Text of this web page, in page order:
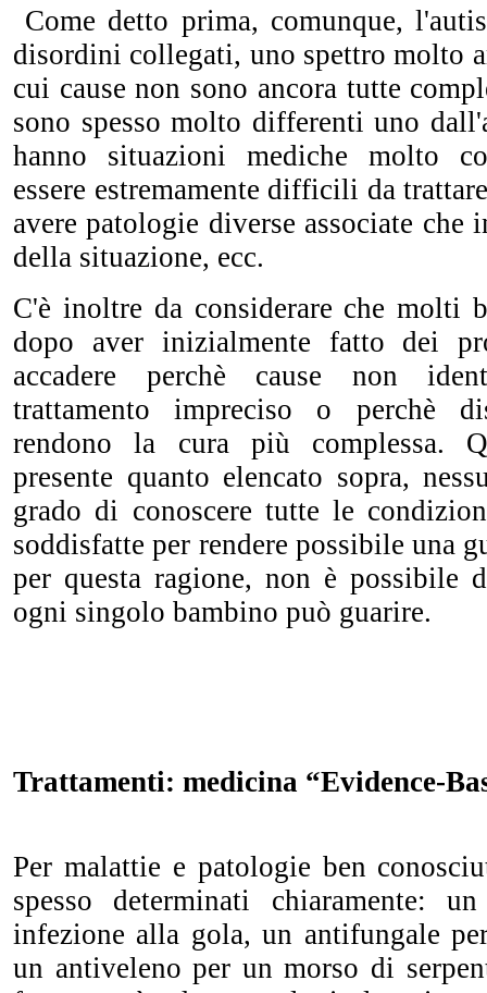
Come detto prima, comunque,
disordini collegati, uno spettro molto
cui cause non sono ancora tutte
sono spesso molto differenti uno
hanno situazioni mediche molto
essere estremamente difficili da
avere patologie diverse associate che
della situazione, ecc.
C'è inoltre da considerare che molti
dopo aver inizialmente fatto dei
accadere perchè cause non
trattamento impreciso o perchè
rendono la cura più complessa.
presente quanto elencato sopra,
grado di conoscere tutte le
soddisfatte per rendere possibile una
per questa ragione, non è possibile
ogni singolo bambino può guarire.
Trattamenti: medicina “Evidence-
Per malattie e patologie ben
spesso determinati chiaramente:
infezione alla gola, un antifungale
un antiveleno per un morso di